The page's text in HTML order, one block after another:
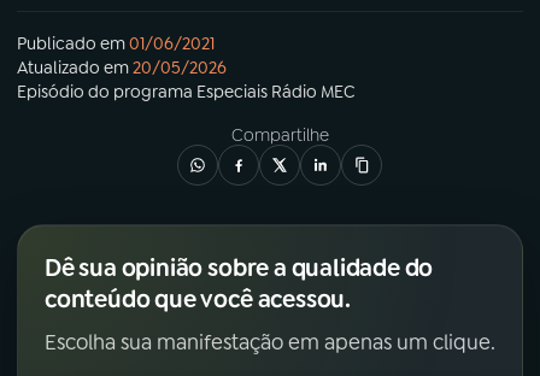
Publicado em01/06/2021
Atualizado em20/05/2026
Episódio do programa Especiais Rádio MEC
Compartilhe
Dê sua opinião sobre a qualidade do
conteúdo que você acessou.
Escolha sua manifestação em apenas um clique.